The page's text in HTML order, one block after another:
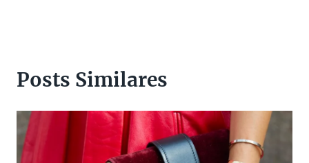
Posts Similares